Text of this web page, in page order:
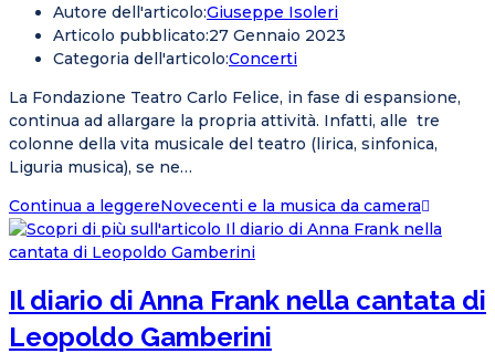
Autore dell'articolo:Giuseppe Isoleri
Articolo pubblicato:27 Gennaio 2023
Categoria dell'articolo:Concerti
La Fondazione Teatro Carlo Felice, in fase di espansione,
continua ad allargare la propria attività. Infatti, alle tre
colonne della vita musicale del teatro (lirica, sinfonica,
Liguria musica), se ne…
Continua a leggereNovecenti e la musica da camera
Il diario di Anna Frank nella cantata di
Leopoldo Gamberini